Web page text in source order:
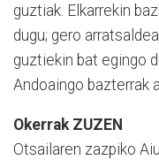
guztiak. Elkarrekin
dugu; gero
guztiekin bat egingo
Andoaingo bazterrak
Okerrak ZUZEN
Otsailaren zazpiko